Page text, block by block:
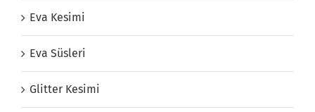
Eva Kesimi
Eva Süsleri
Glitter Kesimi